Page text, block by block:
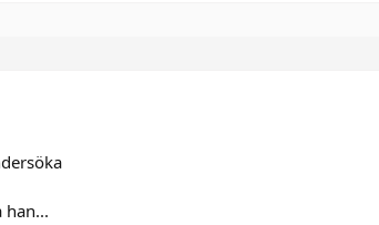
han...